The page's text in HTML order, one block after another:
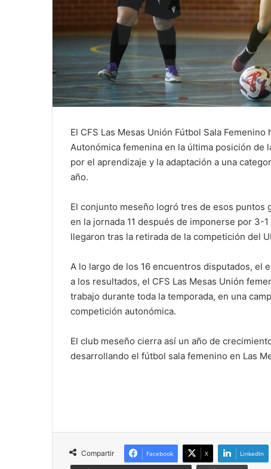
El CFS Las Mesas Unión Fútbol Sala
Autonómica femenina en la última posición de
por el aprendizaje y la adaptación a una
año.
El conjunto meseño logró tres de esos puntos
en la jornada 11 después de imponerse por 3-
llegaron tras la retirada de la competición del
A lo largo de los 16 encuentros disputados, el
a los resultados, el CFS Las Mesas Unión
trabajo durante toda la temporada, en una
competición autonómica.
El club meseño cierra así un año de
desarrollando el fútbol sala femenino en Las
Compartir Facebook X LinkedIn